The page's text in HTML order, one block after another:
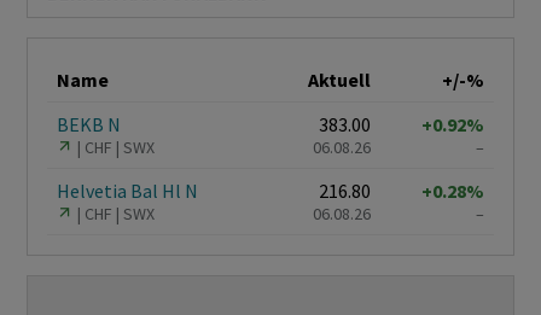
Name Aktuell
+/-%
BEKB N
CHF SWX
383.00
06.08.26
+0.92%
–
Helvetia Bal Hl N
CHF SWX
216.80
06.08.26
+0.28%
–